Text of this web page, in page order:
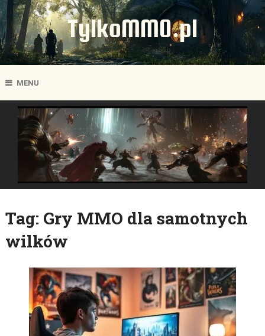
TylkoMMO.pl
MENU
Tag: Gry MMO dla samotnych
wilków